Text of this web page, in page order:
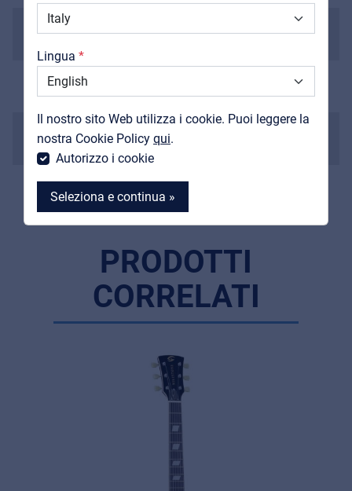
Lingua
Il nostro sito Web utilizza i cookie. Puoi leggere la
nostra Cookie Policy qui.
Autorizzo i cookie
Seleziona e continua »
Downloads
Cataloghi
Support
MyFrenex
© 2026 Frenexport SpA
Cookie information
MyFrenex
Radius
Scala
628 mm
43 mm
PRODOTTI
CORRELATI